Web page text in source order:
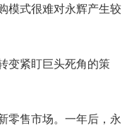
模式很难对永辉产生较
变紧盯巨头死角的策
零售市场。一年后，永